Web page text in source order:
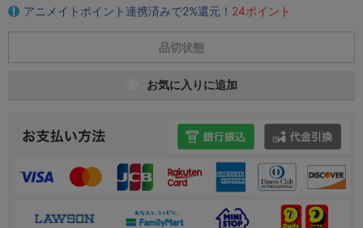
アニメイトポイント連携済みで2%還元！ 24ポイント
品切状態
お気に入りに追加